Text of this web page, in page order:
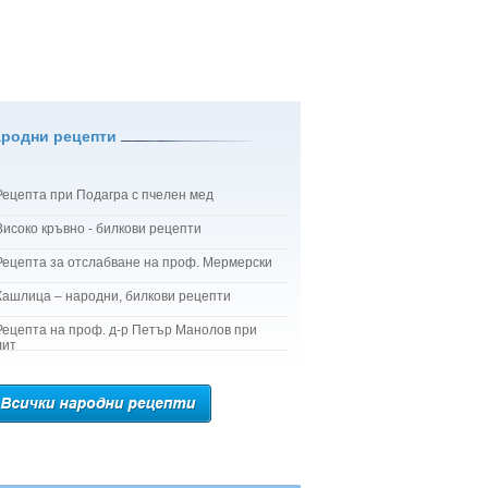
рецепти
при Подагра с пчелен мед
кръвно - билкови рецепти
за отслабване на проф. Мермерски
– народни, билкови рецепти
на проф. д-р Петър Манолов при